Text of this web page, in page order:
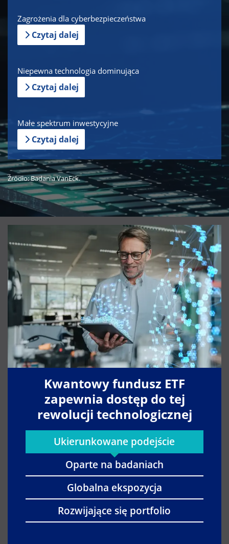
Zagrożenia dla cyberbezpieczeństwa
Czytaj dalej
Niepewna technologia dominująca
Czytaj dalej
Małe spektrum inwestycyjne
Czytaj dalej
Źródło: Badania VanEck.
Kwantowy fundusz ETF
zapewnia dostęp do tej
rewolucji technologicznej
Ukierunkowane podejście
Oparte na badaniach
Globalna ekspozycja
Rozwijające się portfolio